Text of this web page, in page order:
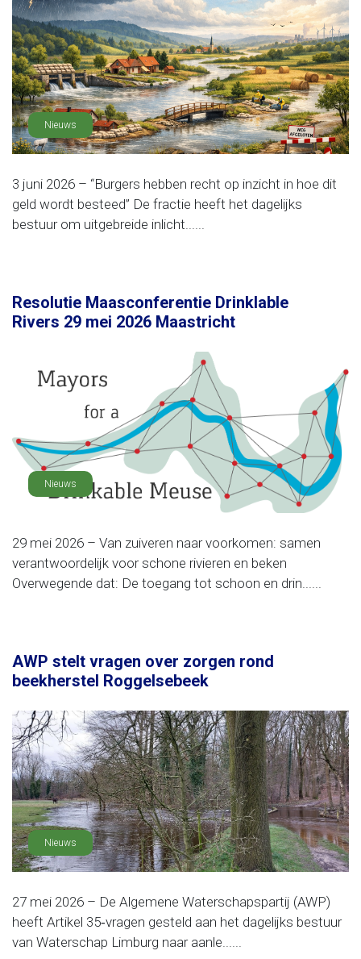
Nieuws
3 juni 2026 – “Burgers hebben recht op inzicht in hoe dit
geld wordt besteed” De fractie heeft het dagelijks
bestuur om uitgebreide inlicht......
Resolutie Maasconferentie Drinklable
Rivers 29 mei 2026 Maastricht
Nieuws
29 mei 2026 – Van zuiveren naar voorkomen: samen
verantwoordelijk voor schone rivieren en beken
Overwegende dat: De toegang tot schoon en drin......
AWP stelt vragen over zorgen rond
beekherstel Roggelsebeek
Nieuws
27 mei 2026 – De Algemene Waterschapspartij (AWP)
heeft Artikel 35‑vragen gesteld aan het dagelijks bestuur
van Waterschap Limburg naar aanle......